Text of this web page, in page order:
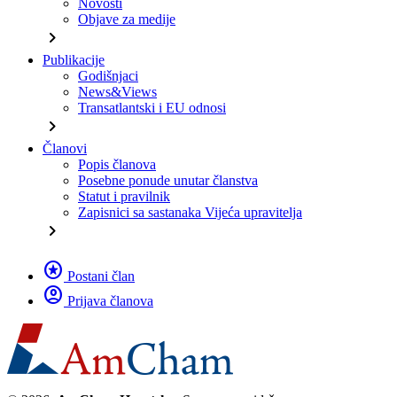
Objave za medije
chevron_right
Publikacije
Godišnjaci
News&Views
Transatlantski i EU odnosi
chevron_right
Članovi
Popis članova
Posebne ponude unutar članstva
Statut i pravilnik
Zapisnici sa sastanaka Vijeća upravitelja
chevron_right
stars Postani član
account_circle Prijava članova